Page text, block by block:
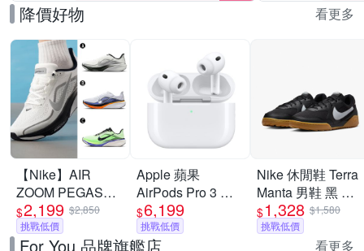
降價好物 看更多
【Nike】AIR
ZOOM PEGASUS
42 RR 慢跑鞋 運
動鞋 男 A-
II7210100 B-
$2,199 $2,850
挑戰低價
Apple 蘋果
AirPods Pro 3 主
動式降噪 藍芽耳機
原廠保固 公司貨
$6,199
挑戰低價
Nike 休閒鞋 Terra
Manta 男鞋 黑 白
膠底 復古
HQ4502-003
$1,328 $1,580
挑戰低價
For You 品牌旗艦店 看更多